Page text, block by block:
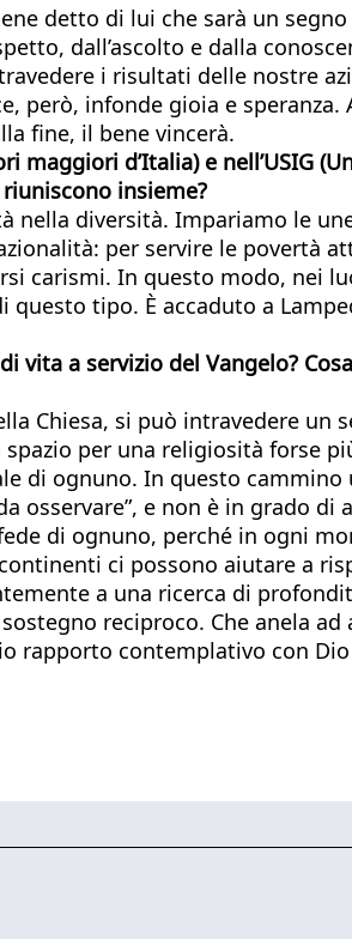
detto di lui che sarà un
dall’ascolto e dalla
i risultati delle nostre
infonde gioia e
fine, il bene vincerà.
maggiori d’Italia) e nell’USIG
insieme?
nella diversità. Impariamo le
per servire le povertà
carismi. In questo modo, nei
tipo. È accaduto a
vita a servizio del Vangelo?
Chiesa, si può intravedere un
per una religiosità forse
di ognuno. In questo
e non è in grado
di ognuno, perché in ogni
ci possono aiutare a
a una ricerca di
reciproco. Che anela
rapporto contemplativo con